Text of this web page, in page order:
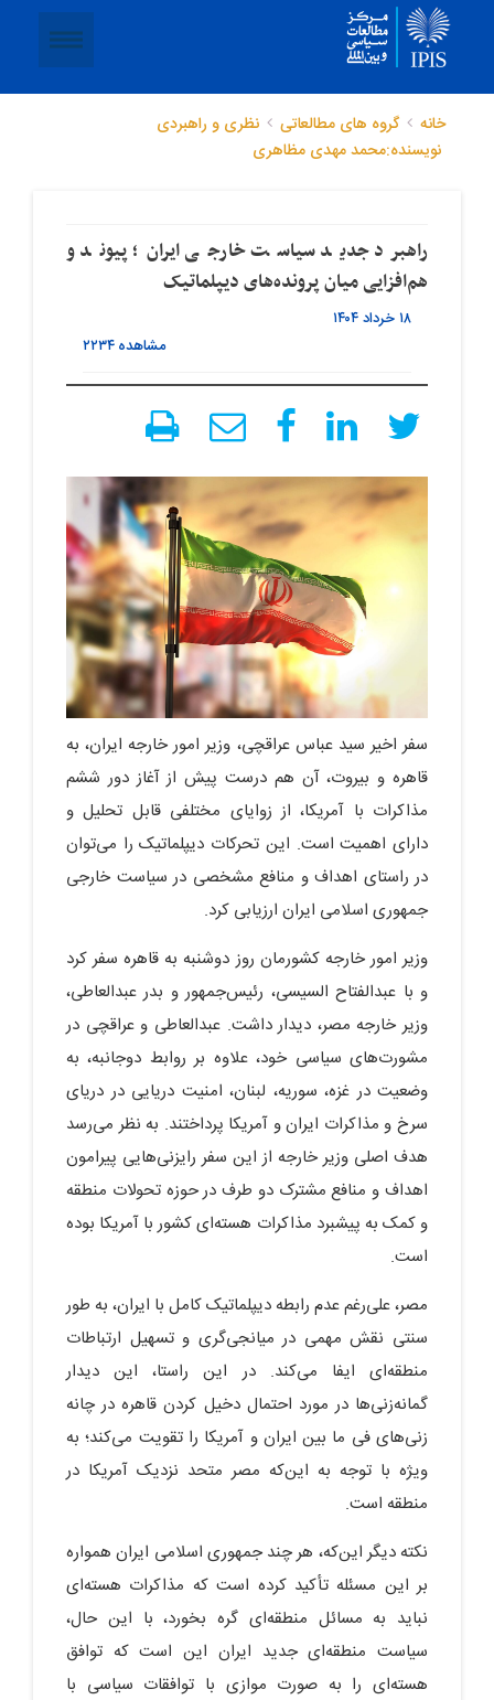
خانه گروه های مطالعاتی
نظری و راهبردی
نویسنده:محمد مهدی مظاهری
راهبرد جدید سیاست خارجی ایران؛ پیوند و
هم‌افزایی میان پرونده‌های دیپلماتیک
۱۸ خرداد ۱۴۰۴
مشاهده۲۲۳۴
سفر اخیر سید عباس عراقچی، وزیر امور خارجه ایران، به
قاهره و بیروت، آن هم درست پیش از آغاز دور ششم
مذاکرات با آمریکا، از زوایای مختلفی قابل تحلیل و
دارای اهمیت است. این تحرکات دیپلماتیک را می‌توان
در راستای اهداف و منافع مشخصی در سیاست خارجی
جمهوری اسلامی ایران ارزیابی کرد.
وزیر امور خارجه کشورمان روز دوشنبه به قاهره سفر کرد
و با عبدالفتاح السیسی، رئیس‌جمهور و بدر عبدالعاطی،
وزیر خارجه مصر، دیدار داشت. عبدالعاطی و عراقچی در
مشورت‌های سیاسی خود، علاوه بر روابط دوجانبه، به
وضعیت در غزه، سوریه، لبنان، امنیت دریایی در دریای
سرخ و مذاکرات ایران و آمریکا پرداختند. به نظر می‌رسد
هدف اصلی وزیر خارجه از این سفر رایزنی‌هایی پیرامون
اهداف و منافع مشترک دو طرف در حوزه تحولات منطقه
و کمک به پیشبرد مذاکرات هسته‌ای کشور با آمریکا بوده
است.
مصر، علی‌رغم عدم رابطه دیپلماتیک کامل با ایران، به طور
سنتی نقش مهمی در میانجی‌گری و تسهیل ارتباطات
منطقه‌ای ایفا می‌کند. در این راستا، این دیدار
گمانه‌زنی‌ها در مورد احتمال دخیل کردن قاهره در چانه
زنی‌های فی ما بین ایران و آمریکا را تقویت می‌کند؛ به
ویژه با توجه به این‌که مصر متحد نزدیک آمریکا در
منطقه است.
نکته دیگر این‌که، هر چند جمهوری اسلامی ایران همواره
بر این مسئله تأکید کرده است که مذاکرات هسته‌ای
نباید به مسائل منطقه‌ای گره بخورد، با این حال،
سیاست منطقه‌ای جدید ایران این است که توافق
هسته‌ای را به صورت موازی با توافقات سیاسی با